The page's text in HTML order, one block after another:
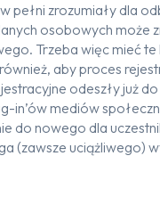
pełni zrozumiały dla
osobowych może
Trzeba więc mieć te
aby proces
odeszły już do
in’ów mediów
do nowego dla
(zawsze uciążliwego)